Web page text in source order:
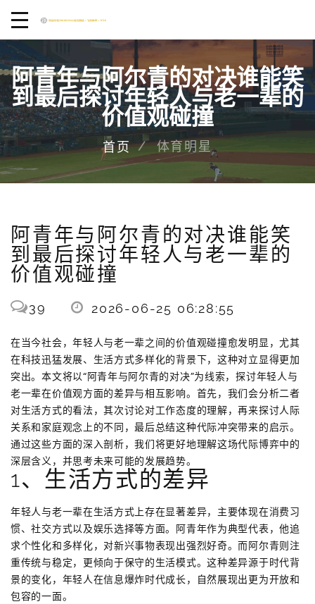
阿青年与阿尔青的对决谁能笑
到最后探讨年轻人与老一辈的
价值观碰撞
首页 体育明星
阿青年与阿尔青的对决谁能笑
到最后探讨年轻人与老一辈的
价值观碰撞
39 2026-06-25 06:28:55
在当今社会，年轻人与老一辈之间的价值观碰撞愈发明显，尤其
在科技迅猛发展、生活方式多样化的背景下，这种对立显得更加
突出。本文将以“阿青年与阿尔青的对决”为线索，探讨年轻人与
老一辈在价值观方面的差异与相互影响。首先，我们会分析二者
对生活方式的看法，其次讨论对工作态度的理解，再来探讨人际
关系和家庭观念上的不同，最后总结这种代际冲突带来的启示。
通过这些方面的深入剖析，我们将更好地理解这场代际博弈中的
深层含义，并思考未来可能的发展趋势。
1、生活方式的差异
年轻人与老一辈在生活方式上存在显著差异，主要体现在消费习
惯、社交方式以及娱乐选择等方面。阿青年作为典型代表，他追
求个性化和多样化，对新兴事物表现出强烈好奇。而阿尔青则注
重传统与稳定，更倾向于保守的生活模式。这种差异源于时代背
景的变化，年轻人在信息爆炸时代成长，自然展现出更为开放和
包容的一面。